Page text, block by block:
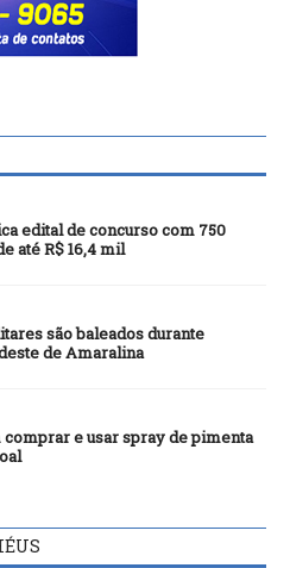
edital de concurso com 750
até R$ 16,4 mil
são baleados durante
de Amaralina
e usar spray de pimenta